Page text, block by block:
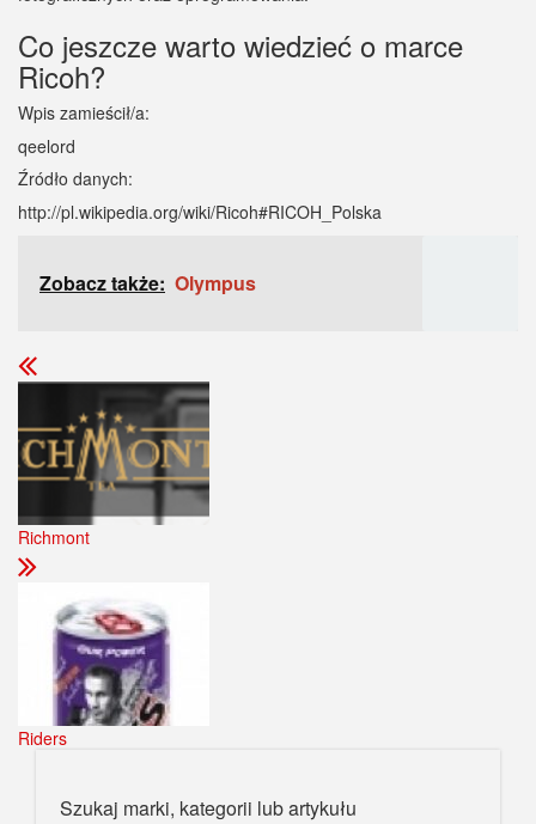
Co jeszcze warto wiedzieć o marce
Ricoh?
Wpis zamieścił/a:
qeelord
Źródło danych:
http://pl.wikipedia.org/wiki/Ricoh#RICOH_Polska
Zobacz także: Olympus
Richmont
Riders
Szukaj marki, kategorii lub artykułu